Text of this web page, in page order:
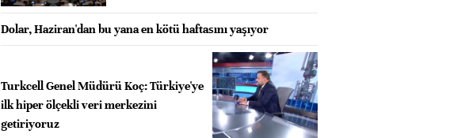
Dolar, Haziran'dan bu yana en kötü haftasını yaşıyor
Turkcell Genel Müdürü Koç: Türkiye'ye
ilk hiper ölçekli veri merkezini
getiriyoruz